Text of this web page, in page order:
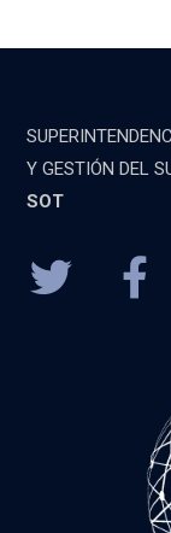
Y GESTIÓN DEL
SOT